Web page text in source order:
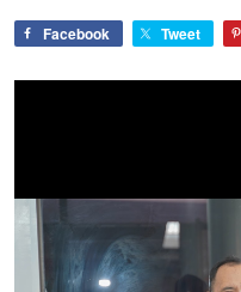
S
T
N
Facebook Tweet